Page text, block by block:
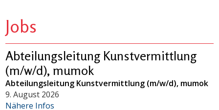
Jobs
Abteilungsleitung Kunstvermittlung
(m/w/d), mumok
Abteilungsleitung Kunstvermittlung (m/w/d), mumok
9. August 2026
Nähere Infos